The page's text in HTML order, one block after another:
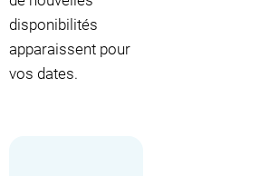
disponibilités
apparaissent pour
vos dates.